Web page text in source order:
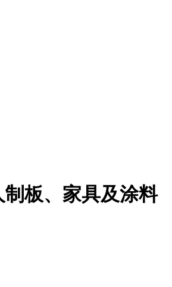
板、家具及涂料